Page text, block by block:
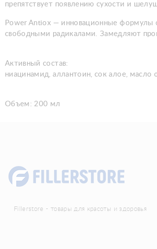
препятствует появлению сухости и
Power Antiox — инновационные формулы
свободными радикалами. Замедляют
Активный состав:
ниацинамид, аллантоин, сок алое,
Объем: 200 мл
Fillerstore - товары для красоты и здоровья